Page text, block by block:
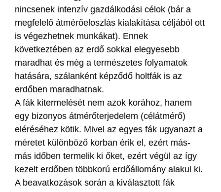
nincsenek intenzív gazdálkodási célok (bár a
megfelelő átmérőeloszlás kialakítása céljából ott
is végezhetnek munkákat). Ennek
következtében az erdő sokkal elegyesebb
maradhat és még a természetes folyamatok
hatására, szálanként képződő holtfák is az
erdőben maradhatnak.
A fák kitermelését nem azok korához, hanem
egy bizonyos átmérőterjedelem (célátmérő)
eléréséhez kötik. Mivel az egyes fák ugyanazt a
méretet különböző korban érik el, ezért más-
más időben termelik ki őket, ezért végül az így
kezelt erdőben többkorú erdőállomány alakul ki.
A beavatkozások során a kiválasztott fák